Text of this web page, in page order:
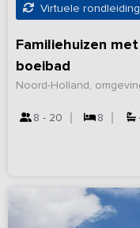
Virtuele rondleiding
Familiehuizen
boeibad
Noord-Holland,
8 - 20 8